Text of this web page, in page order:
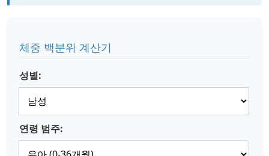
체중 백분위 계산기
성별:
연령 범주: